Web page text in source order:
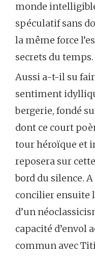
monde
spéculatif sans
la même force
secrets du temps.
Aussi a-t-il su
sentiment
bergerie, fondé
dont ce court
tour héroïque et
reposera sur
bord du silence.
concilier ensuite
d’un
capacité d’envol
commun avec